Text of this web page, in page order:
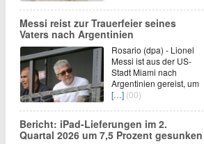
Messi reist zur Trauerfeier seines
Vaters nach Argentinien
Rosario (dpa) - Lionel
Messi ist aus der US-
Stadt Miami nach
Argentinien gereist, um
[…] (00)
Bericht: iPad-Lieferungen im 2.
Quartal 2026 um 7,5 Prozent gesunken